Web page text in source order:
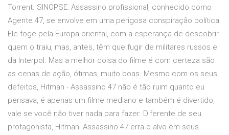
Torrent. SINOPSE: Assassino profissional, conhecido como
Agente 47, se envolve em uma perigosa conspiração política.
Ele foge pela Europa oriental, com a esperança de descobrir
quem o traiu, mas, antes, têm que fugir de militares russos e
da Interpol. Mas a melhor coisa do filme é com certeza são
as cenas de ação, ótimas, muito boas. Mesmo com os seus
defeitos, Hitman - Assassino 47 não é tão ruim quanto eu
pensava, é apenas um filme mediano e também é divertido,
vale se você não tiver nada para fazer. Diferente de seu
protagonista, Hitman: Assassino 47 erra o alvo em seus